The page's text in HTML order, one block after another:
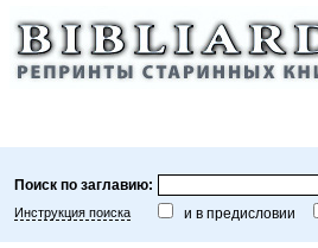
Поиск по заглавию:
Инструкция поиска и в предисловии